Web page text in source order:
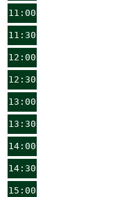
11:00
11:30
12:00
12:30
13:00
13:30
14:00
14:30
15:00